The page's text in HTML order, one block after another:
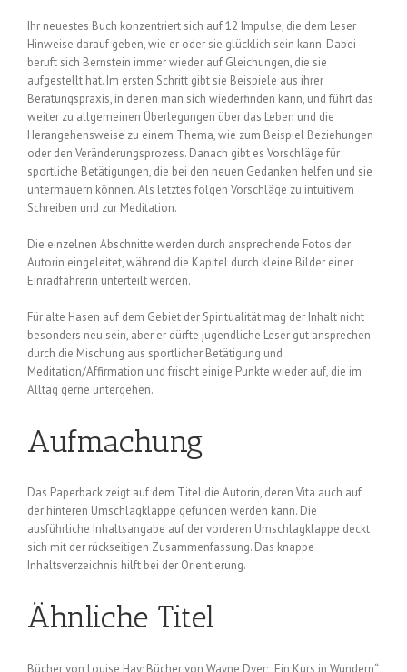
Ihr neuestes Buch konzentriert sich auf 12 Impulse, die dem Leser
Hinweise darauf geben, wie er oder sie glücklich sein kann. Dabei
beruft sich Bernstein immer wieder auf Gleichungen, die sie
aufgestellt hat. Im ersten Schritt gibt sie Beispiele aus ihrer
Beratungspraxis, in denen man sich wiederfinden kann, und führt das
weiter zu allgemeinen Überlegungen über das Leben und die
Herangehensweise zu einem Thema, wie zum Beispiel Beziehungen
oder den Veränderungsprozess. Danach gibt es Vorschläge für
sportliche Betätigungen, die bei den neuen Gedanken helfen und sie
untermauern können. Als letztes folgen Vorschläge zu intuitivem
Schreiben und zur Meditation.
Die einzelnen Abschnitte werden durch ansprechende Fotos der
Autorin eingeleitet, während die Kapitel durch kleine Bilder einer
Einradfahrerin unterteilt werden.
Für alte Hasen auf dem Gebiet der Spiritualität mag der Inhalt nicht
besonders neu sein, aber er dürfte jugendliche Leser gut ansprechen
durch die Mischung aus sportlicher Betätigung und
Meditation/Affirmation und frischt einige Punkte wieder auf, die im
Alltag gerne untergehen.
Aufmachung
Das Paperback zeigt auf dem Titel die Autorin, deren Vita auch auf
der hinteren Umschlagklappe gefunden werden kann. Die
ausführliche Inhaltsangabe auf der vorderen Umschlagklappe deckt
sich mit der rückseitigen Zusammenfassung. Das knappe
Inhaltsverzeichnis hilft bei der Orientierung.
Ähnliche Titel
Bücher von Louise Hay; Bücher von Wayne Dyer; „Ein Kurs in Wundern“